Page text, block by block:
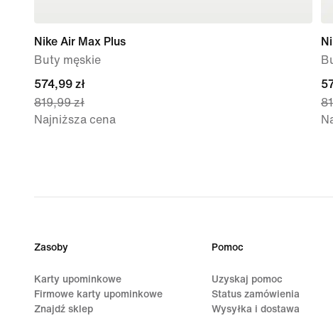
Nike Air Max Plus
Buty męskie
current
price
574,99 zł,
574,99 zł
819,99 zł
Najniższa cena
Zasoby
Karty upominkowe
Firmowe karty upominkowe
Znajdź sklep
Pomoc
Uzyskaj pomoc
Status zamówienia
Wysyłka i dostawa